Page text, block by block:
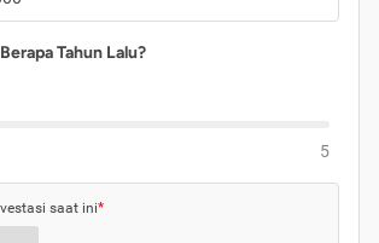
Tahun Lalu?
5
saat ini*